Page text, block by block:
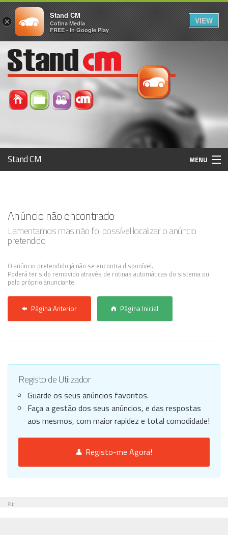
Stand CM MENU
Registo / Login
Anúncio não encontrado
Lamentamos mas não foi possível localizar o anúncio
pretendido
O anúncio pretendido já não se encontra disponível.
Poderá ter sido removido através de rotinas automáticas do sistema ou
pelo próprio anunciante.
Página Anterior Página Inicial
Registo de Utilizador
Guarde os seus anúncios favoritos.
Faça a gestão dos seus anúncios, e das respostas
aos mesmos, com maior rapidez e total comodidade!
Registo-me Agora!
Pub
×
Stand CM
Cofina Media
FREE - In Google Play
VIEW